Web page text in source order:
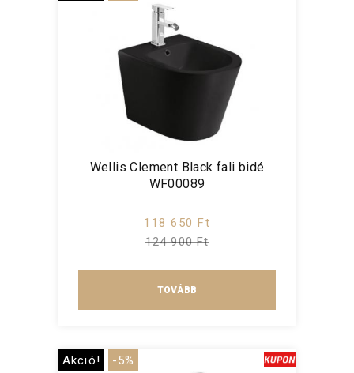
Wellis Clement Black fali bidé
WF00089
118 650 Ft
124 900 Ft
TOVÁBB
Akció! -5%